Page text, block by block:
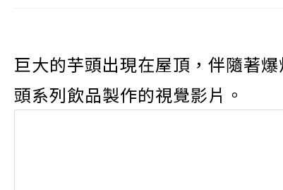
巨大的芋頭出現在屋頂，伴隨著
頭系列飲品製作的視覺影片。